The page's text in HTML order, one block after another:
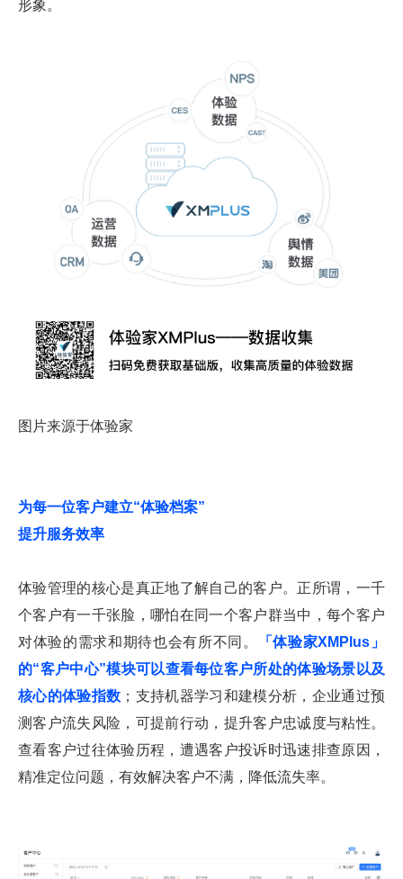
形象。
图片来源于体验家
为每一位客户建立“体验档案”
提升服务效率
体验管理的核心是真正地了解自己的客户。正所谓，一千
个客户有一千张脸，哪怕在同一个客户群当中，每个客户
对体验的需求和期待也会有所不同。
「体验家XMPlus」
的“客户中心”模块可以查看每位客户所处的体验场景以及
核心的体验指数 ；支持机器学习和建模分析，企业通过预
测客户流失风险，可提前行动，提升客户忠诚度与粘性。
查看客户过往体验历程，遭遇客户投诉时迅速排查原因，
精准定位问题，有效解决客户不满，降低流失率。